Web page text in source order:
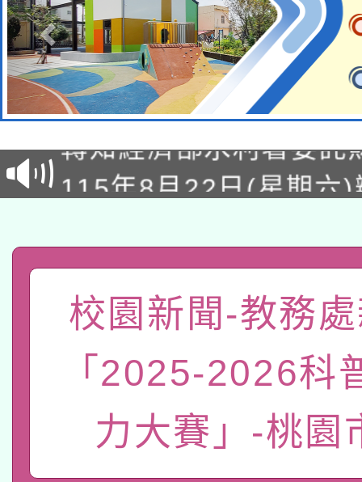
業技術研究院辦理「
動」
115年8月22日(星期六
開 智慧啟航」
「2026桃園藝術巡演
關事宜
轉知教育部國民及學前
國立臺灣師範大學辦
年度健康促進學校輔導
業成長研習」實施計畫
函轉國家教育研究院
原住民族教育政策研討
族教育國際趨勢與發展
轉知教育部國民及學前
新北市政府教育局辦
函轉國立臺灣師範大學
轉知有關國立成功大學
校園新聞-教務
「2025-2026科
力大賽」-桃園